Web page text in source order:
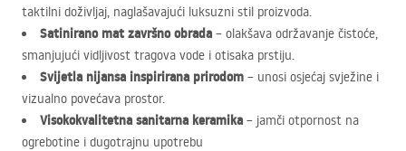
taktilni doživljaj, naglašavajući luksuzni stil proizvoda.
Satinirano mat završno obrada – olakšava održavanje čistoće,
smanjujući vidljivost tragova vode i otisaka prstiju.
Svijetla nijansa inspirirana prirodom – unosi osjećaj svježine i
vizualno povećava prostor.
Visokokvalitetna sanitarna keramika – jamči otpornost na
ogrebotine i dugotrajnu upotrebu